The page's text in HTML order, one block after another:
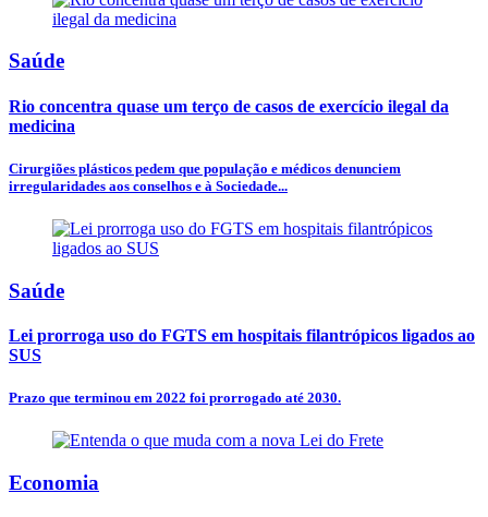
Saúde
Rio concentra quase um terço de casos de exercício ilegal da
medicina
Cirurgiões plásticos pedem que população e médicos denunciem
irregularidades aos conselhos e à Sociedade...
Saúde
Lei prorroga uso do FGTS em hospitais filantrópicos ligados ao
SUS
Prazo que terminou em 2022 foi prorrogado até 2030.
Economia